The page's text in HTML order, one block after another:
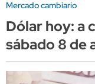
Mercado cambiario
Dólar hoy: a
sábado 8 de